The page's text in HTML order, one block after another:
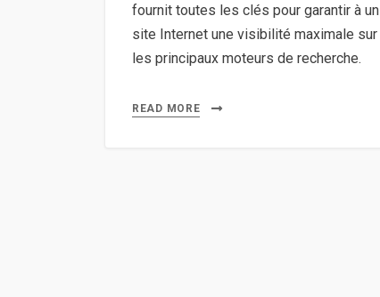
fournit toutes les clés pour garantir à un
site Internet une visibilité maximale sur
les principaux moteurs de recherche.
READ MORE